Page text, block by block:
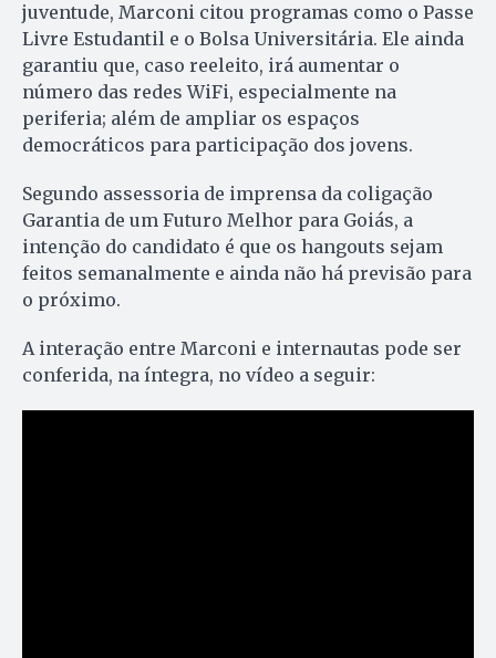
juventude, Marconi citou programas como o Passe
Livre Estudantil e o Bolsa Universitária. Ele ainda
garantiu que, caso reeleito, irá aumentar o
número das redes WiFi, especialmente na
periferia; além de ampliar os espaços
democráticos para participação dos jovens.
Segundo assessoria de imprensa da coligação
Garantia de um Futuro Melhor para Goiás, a
intenção do candidato é que os hangouts sejam
feitos semanalmente e ainda não há previsão para
o próximo.
A interação entre Marconi e internautas pode ser
conferida, na íntegra, no vídeo a seguir: